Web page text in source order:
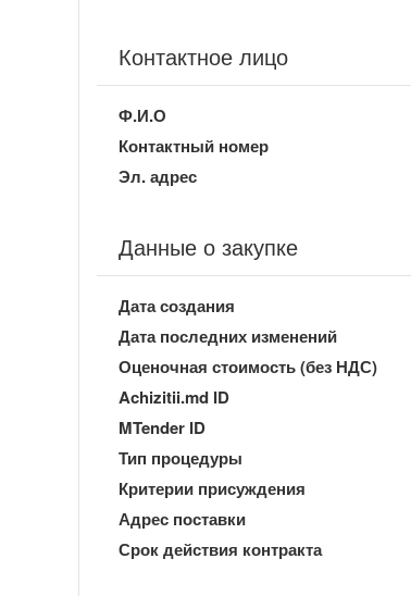
Контактное лицо
Ф.И.О
Контактный номер
Эл. адрес
Данные о закупке
Дата создания
Дата последних изменений
Оценочная стоимость (без НДС)
Achizitii.md ID
MTender ID
Тип процедуры
Критерии присуждения
Адрес поставки
Срок действия контракта